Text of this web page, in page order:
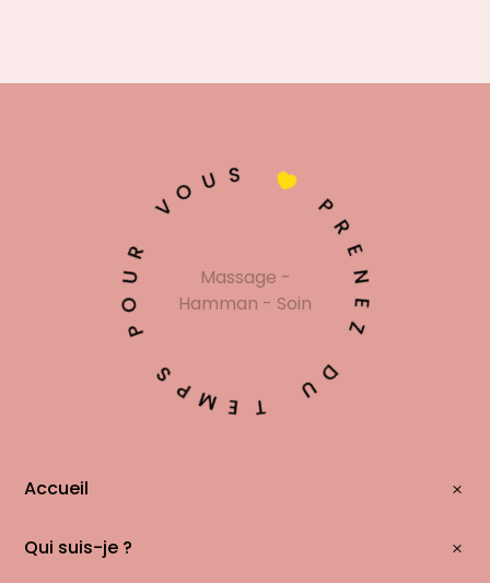
Massage -
Hamman - Soin
P
R
E
N
E
Z
D
U
T
E
M
P
S
P
O
U
R
VOU S 
Accueil
Qui suis-je ?